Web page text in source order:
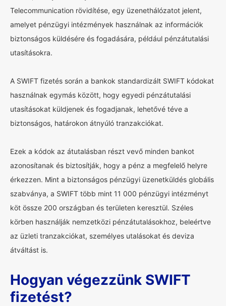
Telecommunication rövidítése, egy üzenethálózatot jelent,
amelyet pénzügyi intézmények használnak az információk
biztonságos küldésére és fogadására, például pénzátutalási
utasításokra.
A SWIFT fizetés során a bankok standardizált SWIFT kódokat
használnak egymás között, hogy egyedi pénzátutalási
utasításokat küldjenek és fogadjanak, lehetővé téve a
biztonságos, határokon átnyúló tranzakciókat.
Ezek a kódok az átutalásban részt vevő minden bankot
azonosítanak és biztosítják, hogy a pénz a megfelelő helyre
érkezzen. Mint a biztonságos pénzügyi üzenetküldés globális
szabványa, a SWIFT több mint 11 000 pénzügyi intézményt
köt össze 200 országban és területen keresztül. Széles
körben használják nemzetközi pénzátutalásokhoz, beleértve
az üzleti tranzakciókat, személyes utalásokat és deviza
átváltást is.
Hogyan végezzünk SWIFT
fizetést?